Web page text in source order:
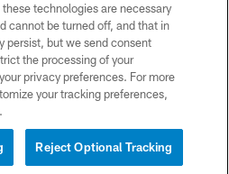
SITE MAP
CHOICES
CHOICES
SETTINGS
technologies are necessary
cannot be turned off, and that in
persist, but we send consent
the processing of your
privacy preferences. For more
your tracking preferences,
.
Reject Optional Tracking